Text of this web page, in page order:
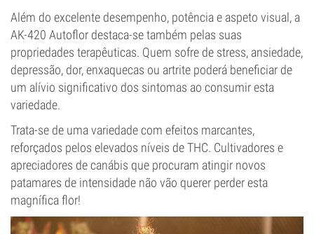
Além do excelente desempenho, potência e aspeto visual, a
AK-420 Autoflor destaca-se também pelas suas
propriedades terapêuticas. Quem sofre de stress, ansiedade,
depressão, dor, enxaquecas ou artrite poderá beneficiar de
um alívio significativo dos sintomas ao consumir esta
variedade.
Trata-se de uma variedade com efeitos marcantes,
reforçados pelos elevados níveis de THC. Cultivadores e
apreciadores de canábis que procuram atingir novos
patamares de intensidade não vão querer perder esta
magnífica flor!